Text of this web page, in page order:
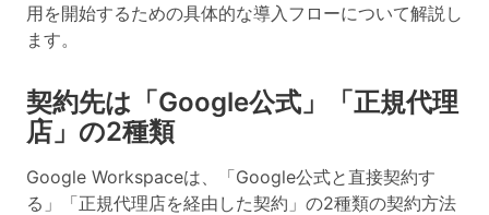
用を開始するための具体的な導入フローについて解説し
ます。
契約先は「Google公式」「正規代理
店」の2種類
Google Workspaceは、「Google公式と直接契約す
る」「正規代理店を経由した契約」の2種類の契約方法